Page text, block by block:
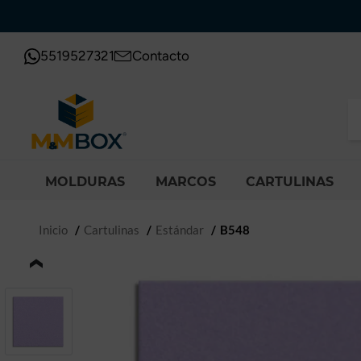
5519527321 Contacto
MOLDURAS MARCOS CARTULINAS
Inicio Cartulinas Estándar B548
‹